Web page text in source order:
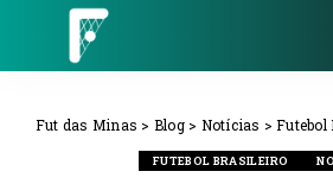
Fut das Minas > Blog> Notícias >
FUTEBOL BRASILEIRO